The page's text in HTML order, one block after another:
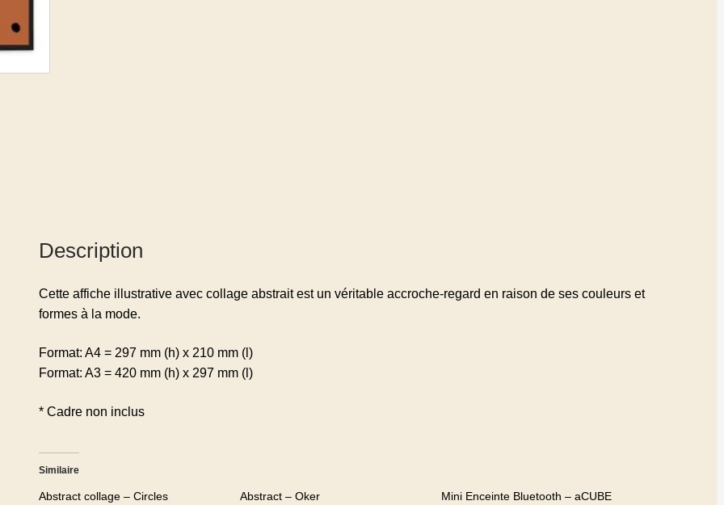
Description
Cette affiche illustrative avec collage abstrait est un véritable accroche-regard en raison de ses couleurs et
formes à la mode.
Format: A4 = 297 mm (h) x 210 mm (l)
Format: A3 = 420 mm (h) x 297 mm (l)
* Cadre non inclus
Similaire
Abstract collage – Circles
Abstract – Oker
Mini Enceinte Bluetooth – aCUBE